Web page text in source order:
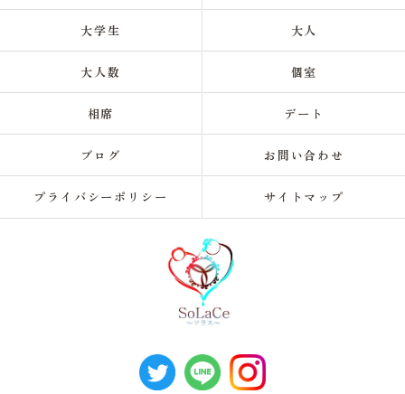
大学生 大人
大人数 個室
相席 デート
ブログ お問い合わせ
プライバシーポリシー サイトマップ